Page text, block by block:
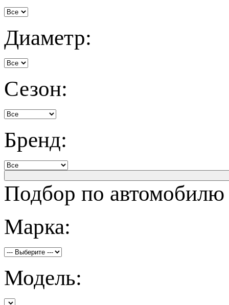
Диаметр:
Сезон:
Бренд:
Подбор по автомобилю
Марка:
Модель: